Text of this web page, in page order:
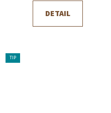
DETAIL
TIP